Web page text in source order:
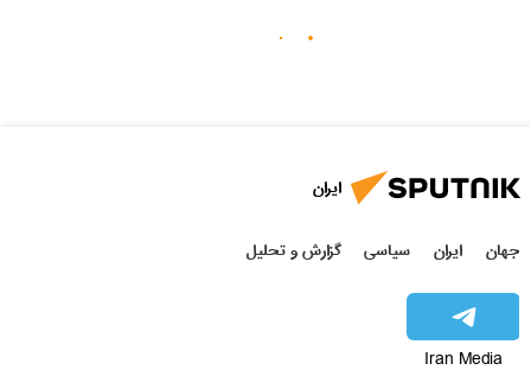
ایران
جهان ایران سیاسی گزارش و تحلیل
Iran Media